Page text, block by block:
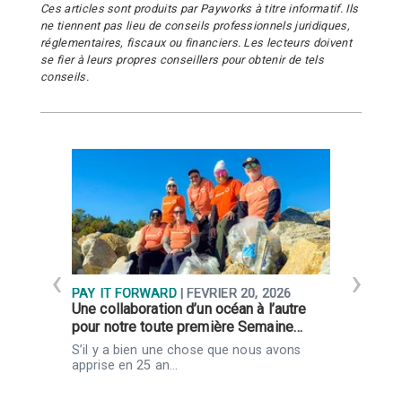
Ces articles sont produits par Payworks à titre informatif. Ils
ne tiennent pas lieu de conseils professionnels juridiques,
réglementaires, fiscaux ou financiers. Les lecteurs doivent
se fier à leurs propres conseillers pour obtenir de tels
conseils.
PAY IT FORWARD | FÉVRIER 20, 2026
Une collaboration d’un océan à l’autre
pour notre toute première Semaine…
S’il y a bien une chose que nous avons
apprise en 25 an…